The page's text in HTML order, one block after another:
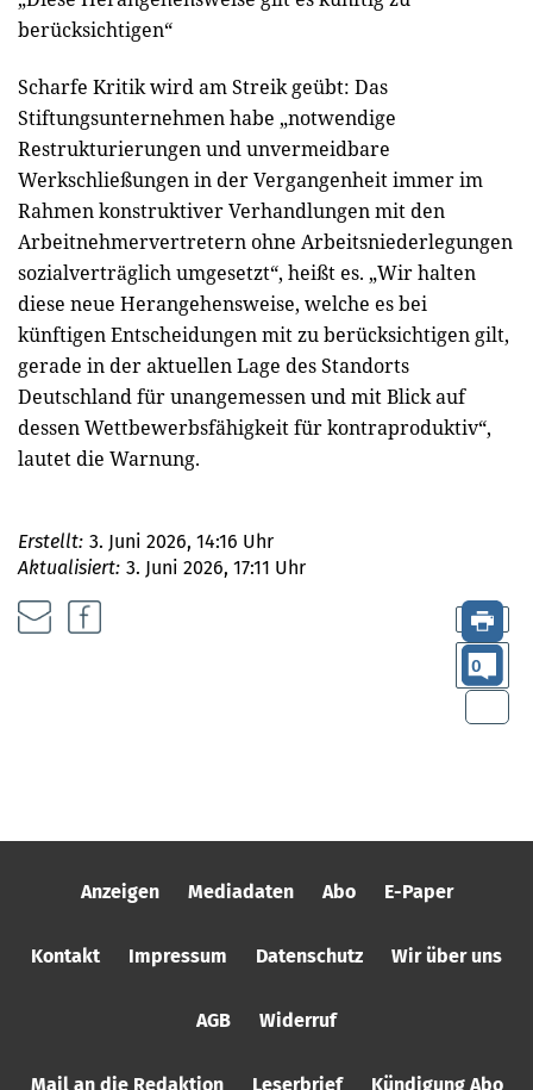
berücksichtigen“
Scharfe Kritik wird am Streik geübt: Das
Stiftungsunternehmen habe „notwendige
Restrukturierungen und unvermeidbare
Werkschließungen in der Vergangenheit immer im
Rahmen konstruktiver Verhandlungen mit den
Arbeitnehmervertretern ohne Arbeitsniederlegungen
sozialverträglich umgesetzt“, heißt es. „Wir halten
diese neue Herangehensweise, welche es bei
künftigen Entscheidungen mit zu berücksichtigen gilt,
gerade in der aktuellen Lage des Standorts
Deutschland für unangemessen und mit Blick auf
dessen Wettbewerbsfähigkeit für kontraproduktiv“,
lautet die Warnung.
Erstellt: 3. Juni 2026, 14:16 Uhr
Aktualisiert: 3. Juni 2026, 17:11 Uhr
0
Anzeigen Mediadaten Abo E-Paper
Kontakt Impressum Datenschutz Wir über uns
AGB Widerruf
Mail an die Redaktion Leserbrief Kündigung Abo